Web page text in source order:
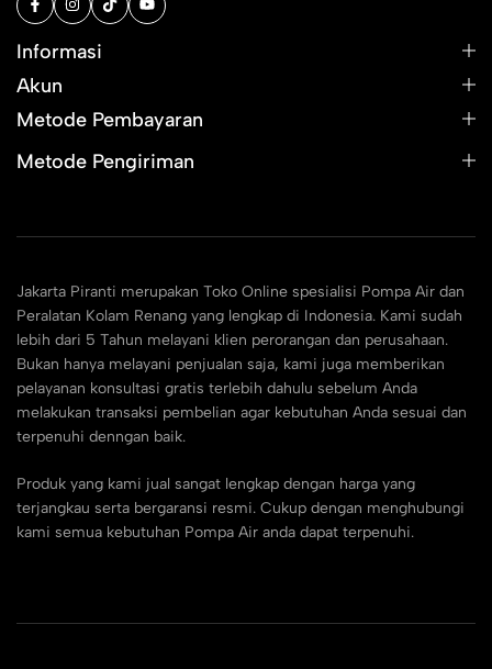
Informasi
Akun
Metode Pembayaran
Metode Pengiriman
Jakarta Piranti merupakan Toko Online spesialisi Pompa Air dan
Peralatan Kolam Renang yang lengkap di Indonesia. Kami sudah
lebih dari 5 Tahun melayani klien perorangan dan perusahaan.
Bukan hanya melayani penjualan saja, kami juga memberikan
pelayanan konsultasi gratis terlebih dahulu sebelum Anda
melakukan transaksi pembelian agar kebutuhan Anda sesuai dan
terpenuhi denngan baik.
Produk yang kami jual sangat lengkap dengan harga yang
terjangkau serta bergaransi resmi. Cukup dengan menghubungi
kami semua kebutuhan Pompa Air anda dapat terpenuhi.